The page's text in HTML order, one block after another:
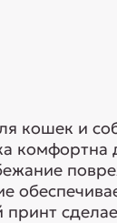
кошек и